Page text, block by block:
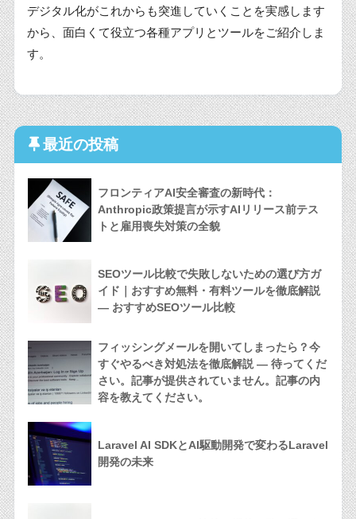
デジタル化がこれからも突進していくことを実感します
から、面白くて役立つ各種アプリとツールをご紹介しま
す。
最近の投稿
フロンティアAI安全審査の新時代：
Anthropic政策提言が示すAIリリース前テス
トと雇用喪失対策の全貌
SEOツール比較で失敗しないための選び方ガ
イド｜おすすめ無料・有料ツールを徹底解説
— おすすめSEOツール比較
フィッシングメールを開いてしまったら？今
すぐやるべき対処法を徹底解説 — 待ってくだ
さい。記事が提供されていません。記事の内
容を教えてください。
Laravel AI SDKとAI駆動開発で変わるLaravel
開発の未来